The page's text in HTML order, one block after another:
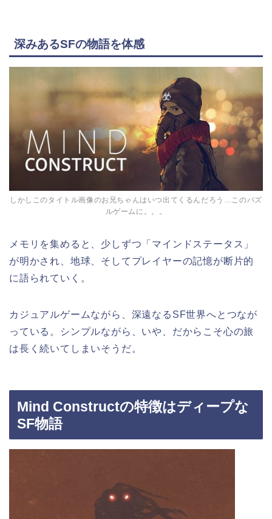
深みあるSFの物語を体感
しかしこのタイトル画像のお兄ちゃんはいつ出てくるんだろう…このパズ
ルゲームに。。。
メモリを集めると、少しずつ「マインドステータス」
が明かされ、地球、そしてプレイヤーの記憶が断片的
に語られていく。
カジュアルゲームながら、深遠なるSF世界へとつなが
っている。シンプルながら、いや、だからこそ心の旅
は長く続いてしまいそうだ。
Mind Constructの特徴はディープな
SF物語